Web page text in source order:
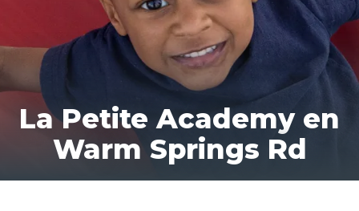
La Petite Academy en
Warm Springs Rd